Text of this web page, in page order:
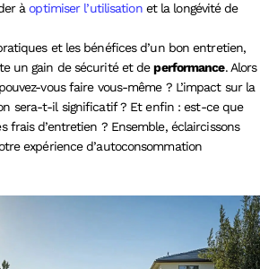
àoptimiser l’utilisationet la longévité de
et les bénéfices d’un bon entretien,
un gain de sécurité et deperformance. Alors
vous faire vous-même ? L’impact sur la
sera-t-il significatif ? Et enfin : est-ce que
frais d’entretien ? Ensemble, éclaircissons
expérience d’autoconsommation